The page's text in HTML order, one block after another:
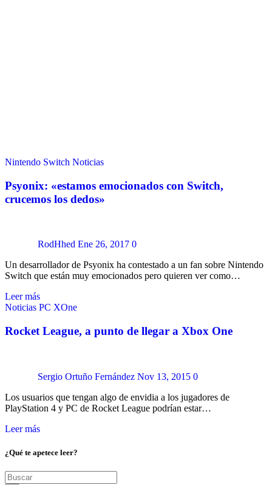
Nintendo Switch Noticias
Psyonix: «estamos emocionados con Switch,
crucemos los dedos»
RodHhed Ene 26, 2017 0
Un desarrollador de Psyonix ha contestado a un fan sobre Nintendo
Switch que están muy emocionados pero quieren ver como…
Leer más
Noticias PC XOne
Rocket League, a punto de llegar a Xbox One
Sergio Ortuño Fernández Nov 13, 2015 0
Los usuarios que tengan algo de envidia a los jugadores de
PlayStation 4 y PC de Rocket League podrían estar…
Leer más
¿Qué te apetece leer?